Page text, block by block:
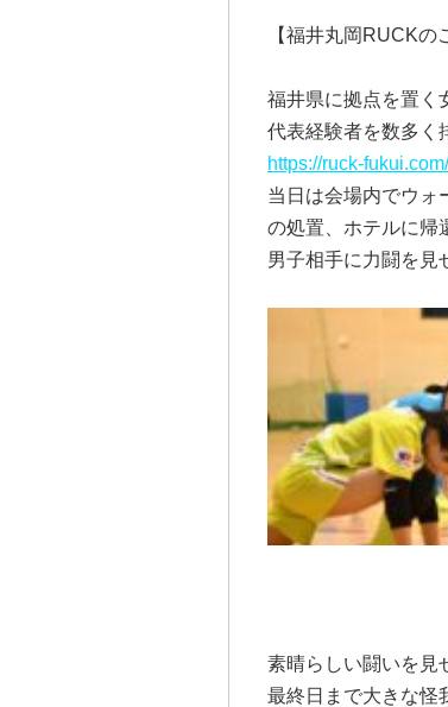
【福井丸岡RUCKの
福井県に拠点を置く
代表経験者を数多く
https://ruck-fukui.com/
当日は会場内でウォ
の処置、ホテルに帰
男子相手に力闘を見
素晴らしい闘いを見
最終日まで大きな怪